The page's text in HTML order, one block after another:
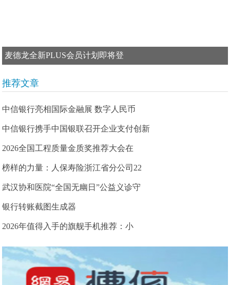
麦德龙全新PLUS会员计划即将登
推荐文章
中信银行亮相国际金融展 数字人民币
中信银行携手中国银联召开企业支付创新
2026全国工程质量金质奖推荐大会在
榜样的力量：人保寿险浙江省分公司22
武汉协和医院“全国无幽日”公益义诊守
银行转账截图生成器
2026年值得入手的旗舰手机推荐：小